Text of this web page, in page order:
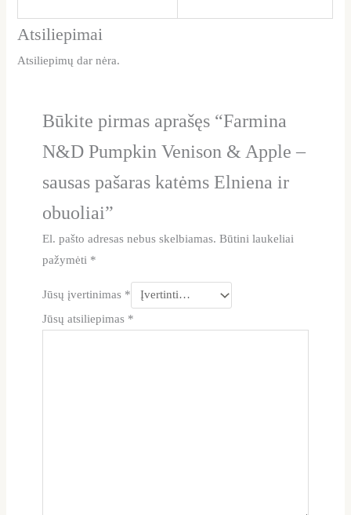
Atsiliepimai
Atsiliepimų dar nėra.
Būkite pirmas aprašęs “Farmina
N&D Pumpkin Venison & Apple –
sausas pašaras katėms Elniena ir
obuoliai”
El. pašto adresas nebus skelbiamas. Būtini laukeliai
pažymėti *
Jūsų įvertinimas *
Jūsų atsiliepimas *